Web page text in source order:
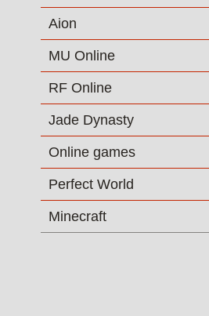
Aion
MU Online
RF Online
Jade Dynasty
Online games
Perfect World
Minecraft